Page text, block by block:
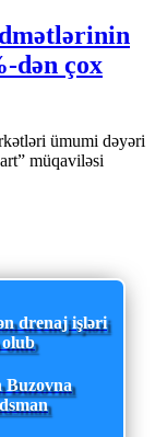
dən çox
ümumi dəyəri
müqaviləsi
drenaj işləri
olub
Buzovna